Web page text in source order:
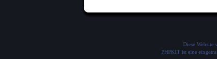
Diese Website
PHPKIT ist eine